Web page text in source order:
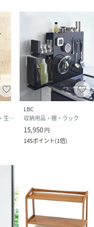
その他のインテリア・生活雑貨
LBC
収納用品・棚・ラック
15,950円
145ポイント(1倍)